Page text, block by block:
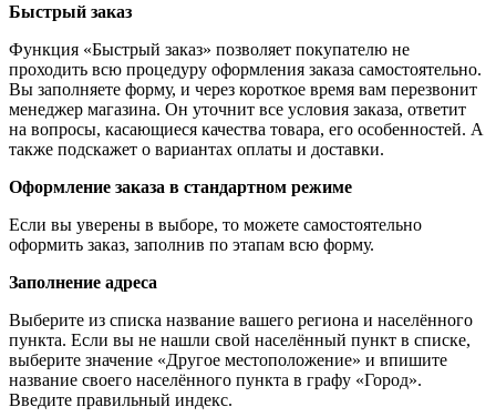
Быстрый заказ
Функция «Быстрый заказ» позволяет покупателю не
проходить всю процедуру оформления заказа самостоятельно.
Вы заполняете форму, и через короткое время вам перезвонит
менеджер магазина. Он уточнит все условия заказа, ответит
на вопросы, касающиеся качества товара, его особенностей. А
также подскажет о вариантах оплаты и доставки.
Оформление заказа в стандартном режиме
Если вы уверены в выборе, то можете самостоятельно
оформить заказ, заполнив по этапам всю форму.
Заполнение адреса
Выберите из списка название вашего региона и населённого
пункта. Если вы не нашли свой населённый пункт в списке,
выберите значение «Другое местоположение» и впишите
название своего населённого пункта в графу «Город».
Введите правильный индекс.